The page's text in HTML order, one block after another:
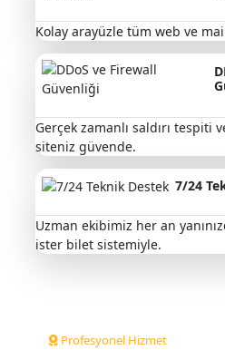
Kolay arayüzle tüm web ve
Gerçek zamanlı saldırı tespiti
siteniz güvende.
7/24
Uzman ekibimiz her an
ister bilet sistemiyle.
Profesyonel Hizmet